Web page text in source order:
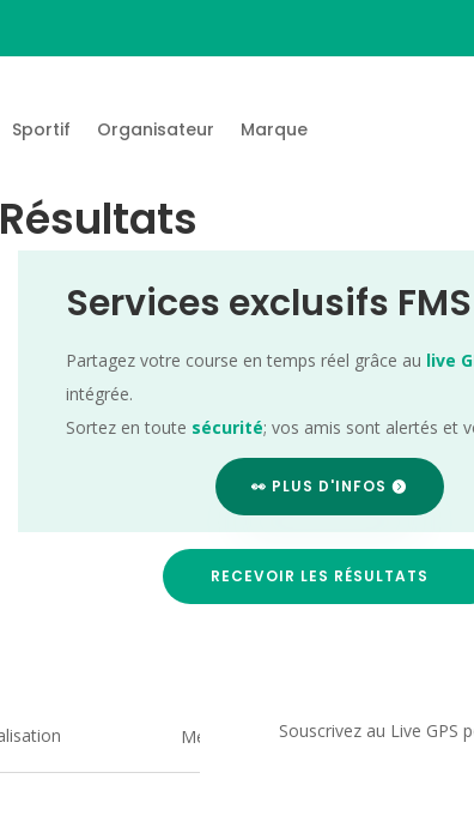
Sportif Organisateur Marque
Services exclusifs FMS
Partagez votre course en temps réel grâce au live
intégrée.
Sortez en toute sécurité; vos amis sont alertés et
👀 PLUS D'INFOS
RECEVOIR LES RÉSULTATS
Medias Souscrivez au Live GPS